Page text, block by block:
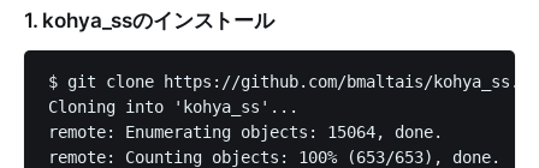
1. kohya_ssのインストール
$ git clone https://github.com/bmaltais/
Cloning into 'kohya_ss'...
remote: Enumerating objects: 15064, done.
remote: Counting objects: 100% (653/653), done.